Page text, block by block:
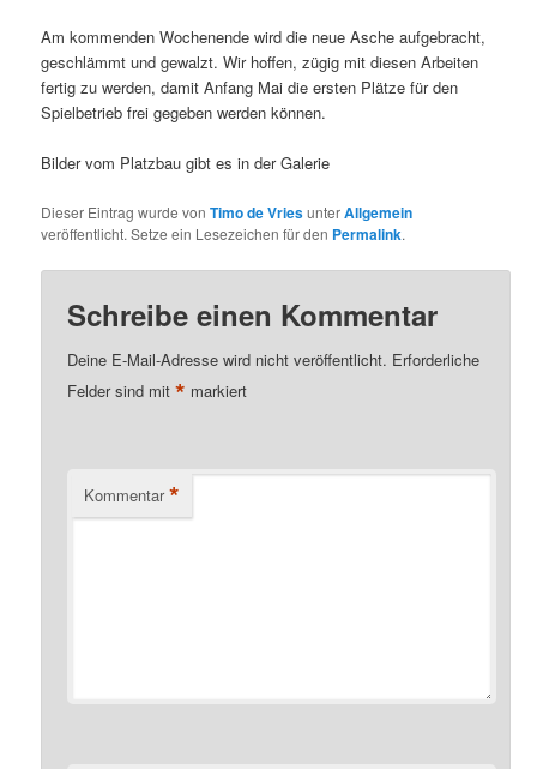
Am kommenden Wochenende wird die neue Asche aufgebracht,
geschlämmt und gewalzt. Wir hoffen, zügig mit diesen Arbeiten
fertig zu werden, damit Anfang Mai die ersten Plätze für den
Spielbetrieb frei gegeben werden können.
Bilder vom Platzbau gibt es in der Galerie
Dieser Eintrag wurde vonTimo de VriesunterAllgemein
veröffentlicht. Setze ein Lesezeichen für den Permalink.
Schreibe einen Kommentar
Deine E-Mail-Adresse wird nicht veröffentlicht. Erforderliche
Felder sind mit* markiert
Kommentar *